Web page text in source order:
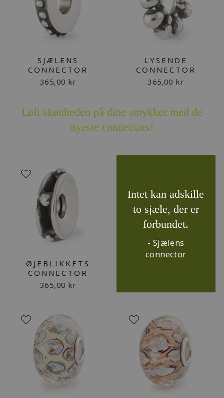
SJÆLENS
CONNECTOR
365,00 kr
LYSENDE
CONNECTOR
365,00 kr
Løft skønheden på dine smykker med de
nyeste connectors!
ØJEBLIKKETS
CONNECTOR
365,00 kr
Intet kan adskille
to sjæle, der er
forbundet.
- Sjælens
connector